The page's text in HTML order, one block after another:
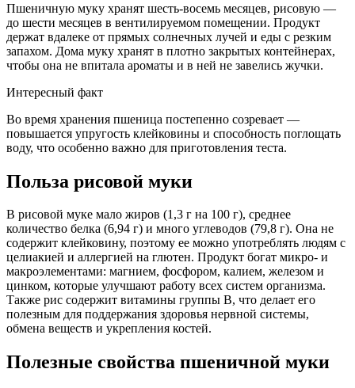
Пшеничную муку хранят шесть-восемь месяцев, рисовую —
до шести месяцев в вентилируемом помещении. Продукт
держат вдалеке от прямых солнечных лучей и еды с резким
запахом. Дома муку хранят в плотно закрытых контейнерах,
чтобы она не впитала ароматы и в ней не завелись жучки.
Интересный факт
Во время хранения пшеница постепенно созревает —
повышается упругость клейковины и способность поглощать
воду, что особенно важно для приготовления теста.
Польза рисовой муки
В рисовой муке мало жиров (1,3 г на 100 г), среднее
количество белка (6,94 г) и много углеводов (79,8 г). Она не
содержит клейковину, поэтому ее можно употреблять людям с
целиакией и аллергией на глютен. Продукт богат микро- и
макроэлементами: магнием, фосфором, калием, железом и
цинком, которые улучшают работу всех систем организма.
Также рис содержит витамины группы В, что делает его
полезным для поддержания здоровья нервной системы,
обмена веществ и укрепления костей.
Полезные свойства пшеничной муки